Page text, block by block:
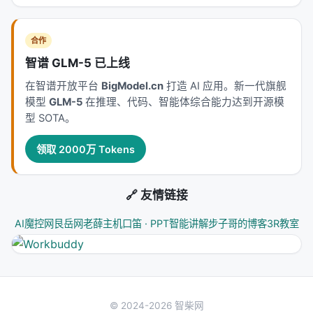
合作
智谱 GLM-5 已上线
在智谱开放平台 BigModel.cn 打造 AI 应用。新一代旗舰
模型 GLM-5 在推理、代码、智能体综合能力达到开源模
型 SOTA。
领取 2000万 Tokens
🔗 友情链接
AI魔控网 艮岳网老薛主机口笛 · PPT智能讲解步子哥的博客3R教室
© 2024-2026 智柴网